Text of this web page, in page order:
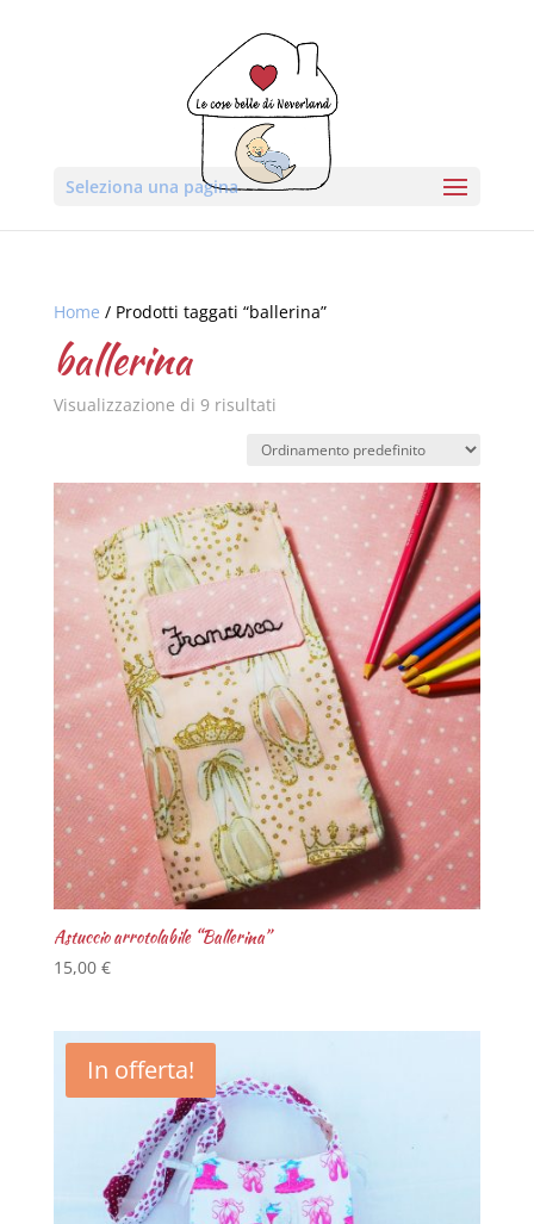
Seleziona una pagina
Home / Prodotti taggati “ballerina”
ballerina
Visualizzazione di 9 risultati
Astuccio arrotolabile “Ballerina”
15,00 €
In offerta!